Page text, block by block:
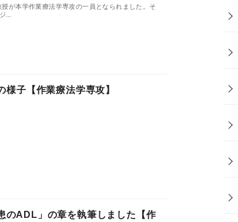
が本学作業療法学専攻の一員となられました。そ
…
子【作業療法学専攻】
のADL」の章を執筆しました【作